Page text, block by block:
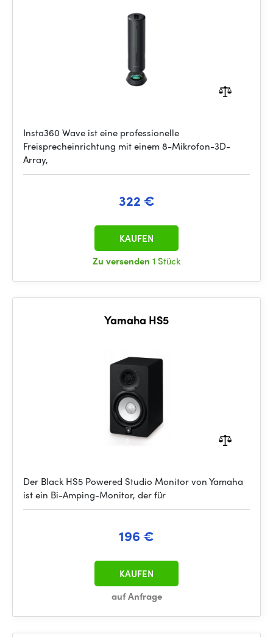
Insta360 Wave ist eine professionelle
Freisprecheinrichtung mit einem 8-Mikrofon-3D-
Array,
322 €
Zu versenden 1 Stück
KAUFEN
Yamaha HS5
Der Black HS5 Powered Studio Monitor von Yamaha
ist ein Bi-Amping-Monitor, der für
196 €
auf Anfrage
KAUFEN